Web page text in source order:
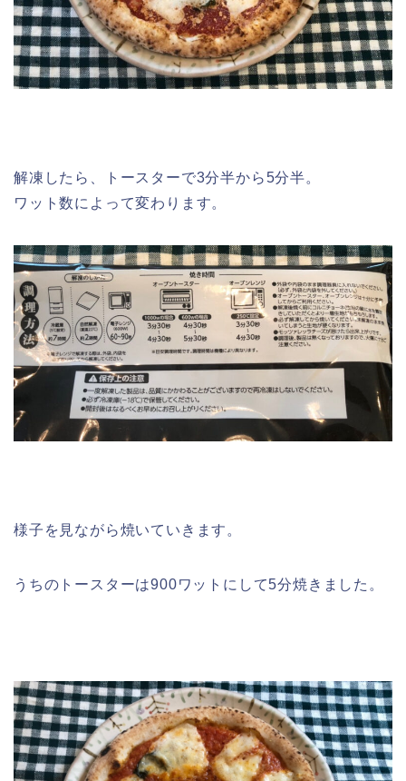
解凍したら、トースターで3分半から5分半。
ワット数によって変わります。
様子を見ながら焼いていきます。
うちのトースターは900ワットにして5分焼きました。